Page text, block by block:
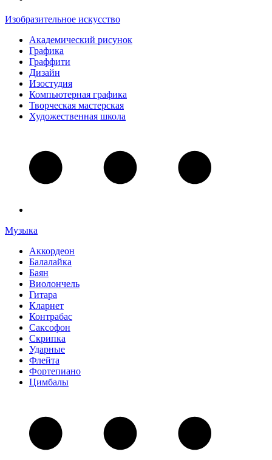
Изобразительное искусство
Академический рисунок
Графика
Граффити
Дизайн
Изостудия
Компьютерная графика
Творческая мастерская
Художественная школа
Музыка
Аккордеон
Балалайка
Баян
Виолончель
Гитара
Кларнет
Контрабас
Саксофон
Скрипка
Ударные
Флейта
Фортепиано
Цимбалы